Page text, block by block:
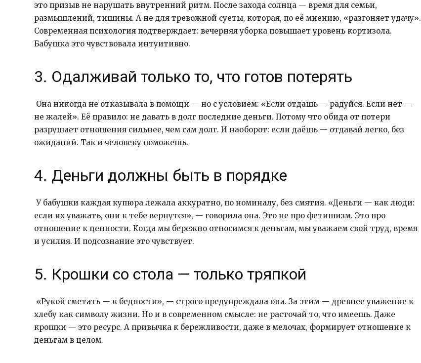
это призыв не нарушать внутренний ритм. После захода солнца — время для семьи,
размышлений, тишины. А не для тревожной суеты, которая, по её мнению, «разгоняет удачу».
Современная психология подтверждает: вечерняя уборка повышает уровень кортизола.
Бабушка это чувствовала интуитивно.
3. Одалживай только то, что готов потерять
Она никогда не отказывала в помощи — но с условием: «Если отдашь — радуйся. Если нет —
не жалей». Её правило: не давать в долг последние деньги. Потому что обида от потери
разрушает отношения сильнее, чем сам долг. И наоборот: если даёшь — отдавай легко, без
ожиданий. Так и человеку поможешь.
4. Деньги должны быть в порядке
У бабушки каждая купюра лежала аккуратно, по номиналу, без смятия. «Деньги — как люди:
если их уважать, они к тебе вернутся», — говорила она. Это не про фетишизм. Это про
отношение к ценности. Когда мы бережно относимся к деньгам, мы уважаем свой труд, время
и усилия. И подсознание это чувствует.
5. Крошки со стола — только тряпкой
«Рукой сметать — к бедности», — строго предупреждала она. За этим — древнее уважение к
хлебу как символу жизни. Но и в современном смысле: не расточай то, что имеешь. Даже
крошки — это ресурс. А привычка к бережливости, даже в мелочах, формирует отношение к
деньгам в целом.